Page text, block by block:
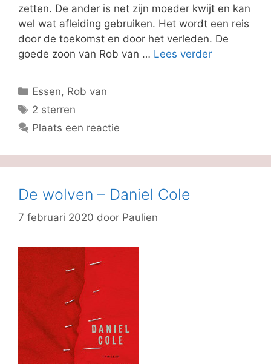
zetten. De ander is net zijn moeder kwijt en kan
wel wat afleiding gebruiken. Het wordt een reis
door de toekomst en door het verleden. De
goede zoon van Rob van … Lees verder
Categorieën
Essen, Rob van
Tags
2 sterren
Plaats een reactie
De wolven – Daniel Cole
7 februari 2020 door Paulien